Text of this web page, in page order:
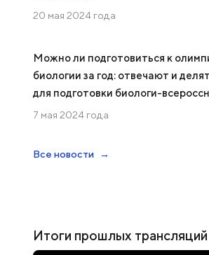
20 мая 2024 года
Можно ли подготовиться к
биологии за год: отвечают и
для подготовки биологи-
7 мая 2024 года
Все новости
Итоги прошлых трансляций